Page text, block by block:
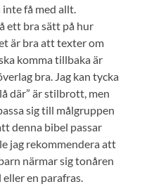
få med allt.
ett bra sätt på hur
är bra att texter om
komma tillbaka är
bra. Jag kan tycka
där” är stilbrott, men
sig till målgruppen
denna bibel passar
jag rekommendera att
närmar sig tonåren
en parafras.